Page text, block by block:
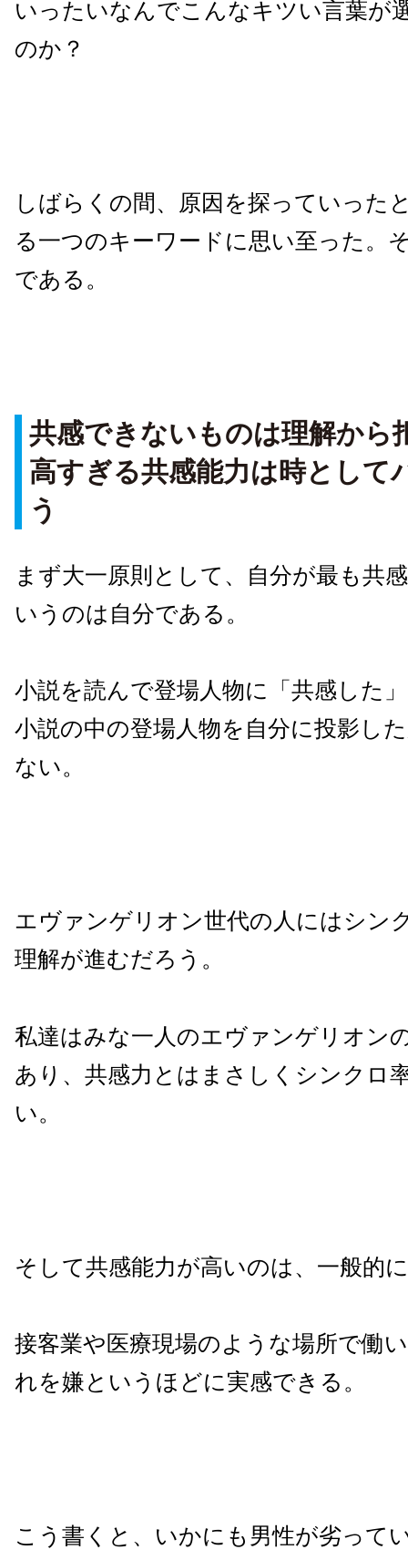
いったいなんでこんなキツい言葉が
のか？
しばらくの間、原因を探っていった
る一つのキーワードに思い至った。
である。
共感できないものは理解から
高すぎる共感能力は時として
う
まず大一原則として、自分が最も共
いうのは自分である。
小説を読んで登場人物に「共感した
小説の中の登場人物を自分に投影し
ない。
エヴァンゲリオン世代の人にはシン
理解が進むだろう。
私達はみな一人のエヴァンゲリオン
あり、共感力とはまさしくシンクロ
い。
そして共感能力が高いのは、一般的
接客業や医療現場のような場所で働
れを嫌というほどに実感できる。
こう書くと、いかにも男性が劣って